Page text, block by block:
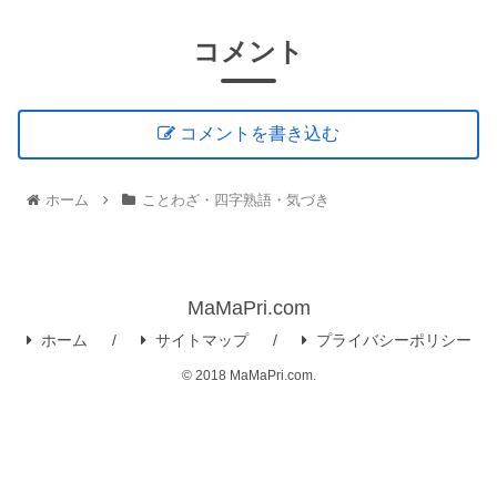
コメント
コメントを書き込む
ホーム ことわざ・四字熟語・気づき
MaMaPri.com
ホーム サイトマップ プライバシーポリシー
© 2018 MaMaPri.com.